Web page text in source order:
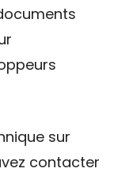
sur
contacter